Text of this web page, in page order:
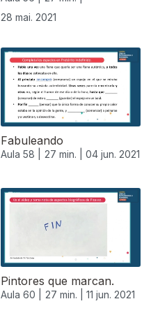
28 mai. 2021
Fabuleando
Aula 58 | 27 min. | 04 jun. 2021
Pintores que marcan.
Aula 60 | 27 min. | 11 jun. 2021